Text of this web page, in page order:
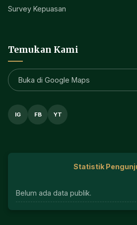
Survey Kepuasan
Temukan Kami
Buka di Google Maps
IG FB YT
Statistik
Belum ada data publik.